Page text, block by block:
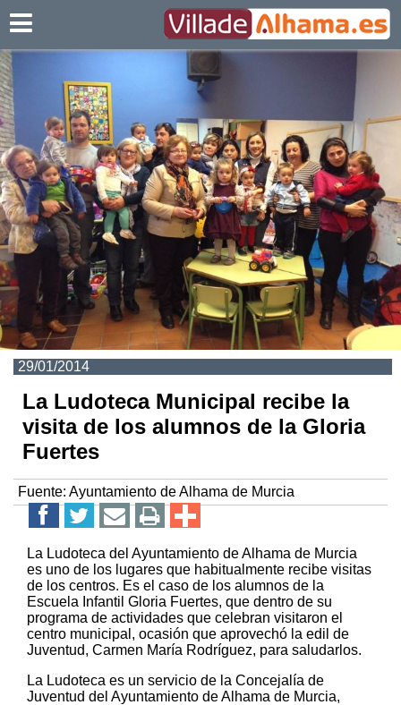
29/01/2014
La Ludoteca Municipal recibe la
visita de los alumnos de la Gloria
Fuertes
Fuente: Ayuntamiento de Alhama de Murcia
La Ludoteca del Ayuntamiento de Alhama de Murcia
es uno de los lugares que habitualmente recibe visitas
de los centros. Es el caso de los alumnos de la
Escuela Infantil Gloria Fuertes, que dentro de su
programa de actividades que celebran visitaron el
centro municipal, ocasión que aprovechó la edil de
Juventud, Carmen María Rodríguez, para saludarlos.
La Ludoteca es un servicio de la Concejalía de
Juventud del Ayuntamiento de Alhama de Murcia,